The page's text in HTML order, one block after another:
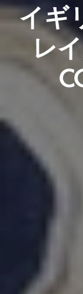
イギ
レ